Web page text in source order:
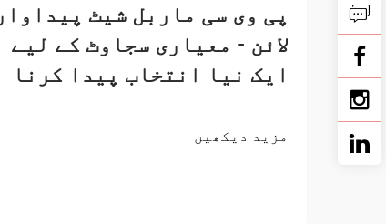
پی وی سی ماربل شیٹ پیداوار
لائن - معیاری سجاوٹ کے لیے
ایک نیا انتخاب پیدا کرنا
مزید دیکھیں